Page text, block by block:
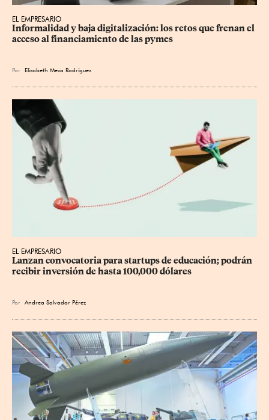
EL EMPRESARIO
Informalidad y baja digitalización: los retos que frenan el
acceso al financiamiento de las pymes
Por Elizabeth Meza Rodríguez
EL EMPRESARIO
Lanzan convocatoria para startups de educación; podrán
recibir inversión de hasta 100,000 dólares
Por Andrea Salvador Pérez